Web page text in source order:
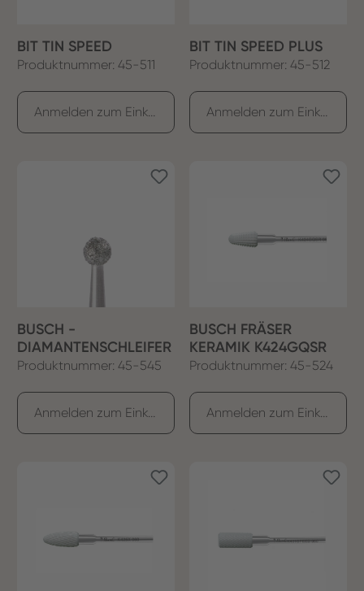
BIT TIN SPEED
Produktnummer: 45-511
BIT TIN SPEED PLUS
Produktnummer: 45-512
BUSCH -
DIAMANTENSCHLEIFER
Produktnummer: 45-545
BUSCH FRÄSER
KERAMIK K424GQSR
Produktnummer: 45-524